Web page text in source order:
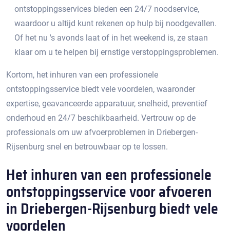
ontstoppingsservices bieden een 24/7 noodservice,
waardoor u altijd kunt rekenen op hulp bij noodgevallen.​
Of het nu 's avonds laat of in het weekend is, ze staan
klaar om u te helpen bij ernstige verstoppingsproblemen.​
Kortom, het inhuren van een professionele
ontstoppingsservice biedt vele voordelen, waaronder
expertise, geavanceerde apparatuur, snelheid, preventief
onderhoud en 24/7 beschikbaarheid.​ Vertrouw op de
professionals om uw afvoerproblemen in Driebergen-
Rijsenburg snel en betrouwbaar op te lossen.
Het inhuren van een professionele
ontstoppingsservice voor afvoeren
in Driebergen-Rijsenburg biedt vele
voordelen